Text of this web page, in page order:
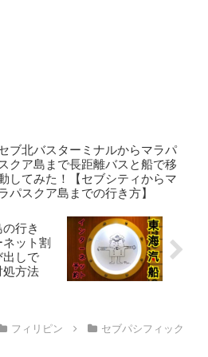
ブ北バスターミナルからマラパ
スクア島まで長距離バスと船で移
してみた！【セブシティからマ
パスクア島までの行き方】
の行き
ット割
出しで
処方法
フィリピン
セブパシフィック